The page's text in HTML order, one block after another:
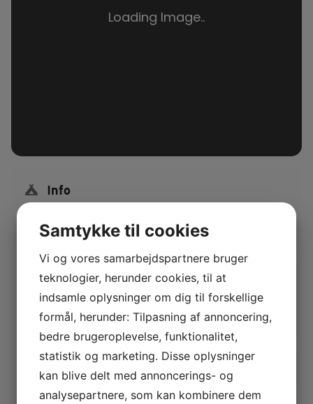
Info
Varighed ca. 20 min.
Samtykke til cookies
Vi og vores samarbejdspartnere bruger
teknologier, herunder cookies, til at
indsamle oplysninger om dig til forskellige
formål, herunder: Tilpasning af annoncering,
bedre brugeroplevelse, funktionalitet,
statistik og marketing. Disse oplysninger
kan blive delt med annoncerings- og
analysepartnere, som kan kombinere dem